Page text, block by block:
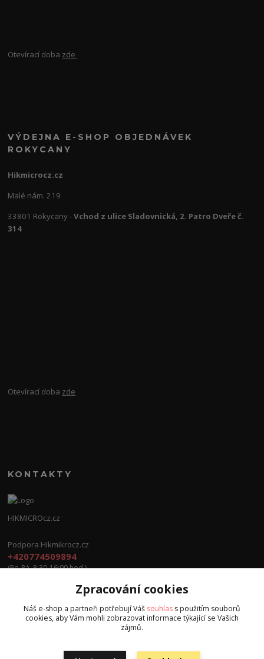
Otevírací doba zde
VÝDEJNA E-SHOP OBJEDNÁVEK
ROKYCANY
Hikmicrocz.cz
Malé nám. 219
33801 Rokycany -Vchod z ulice Sladovnická, 2. Patro Dveře č.
314
Otevírací doba zde
KONTAKTY
HIKMICROcz.cz
Podpora Hikmikrocz.cz
+420774509894
(Po-Pá, 8:30-16:00 hod.)
info@hikmicrocz.cz
Zpracování cookies
Náš e-shop a partneři potřebují Váš souhlas s použitím souborů
cookies, aby Vám mohli zobrazovat informace týkající se Vašich
zájmů.